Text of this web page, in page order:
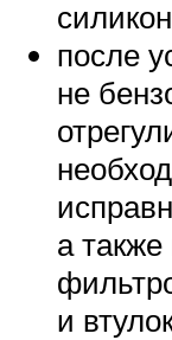
после
не
а
и